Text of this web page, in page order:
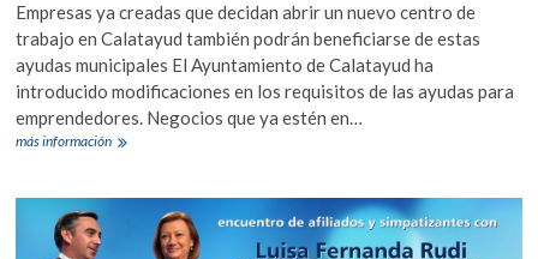
Empresas ya creadas que decidan abrir un nuevo centro de
trabajo en Calatayud también podrán beneficiarse de estas
ayudas municipales El Ayuntamiento de Calatayud ha
introducido modificaciones en los requisitos de las ayudas para
emprendedores. Negocios que ya estén en…
más informaciónEl